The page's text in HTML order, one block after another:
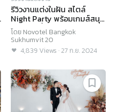
รีวิวงานแต่งในฝัน สไตล์
Night Party พร้อมเกมส์สนุก
สุดมันส์ ที่ Novotel
Bangkok Sukhumvit 20
โดย Novotel Bangkok
Sukhumvit 20
4,839 Views ·27 ก.ย. 2024